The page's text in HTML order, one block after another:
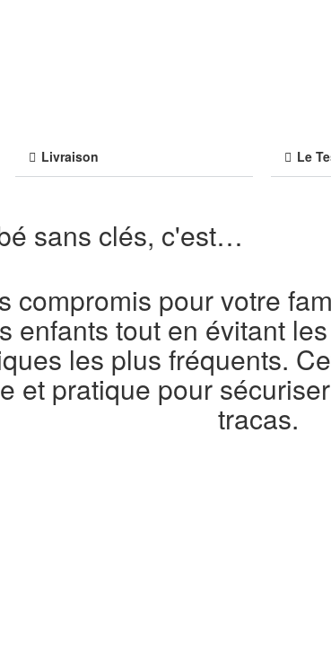
Livraison Le
sans clés, c'est…
compromis pour votre
enfants tout en évitant
les plus fréquents.
et pratique pour
tracas.